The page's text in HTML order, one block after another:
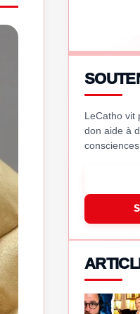
LeCatho vit
don aide à